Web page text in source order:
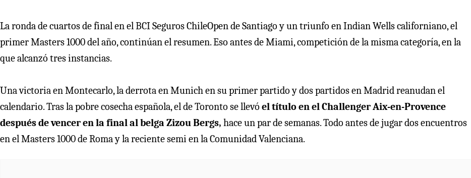
La ronda de cuartos de final en el BCI Seguros ChileOpen de Santiago y un triunfo en Indian Wells californiano, el
primer Masters 1000 del año, continúan el resumen. Eso antes de Miami, competición de la misma categoría, en la
que alcanzó tres instancias.
Una victoria en Montecarlo, la derrota en Munich en su primer partido y dos partidos en Madrid reanudan el
calendario. Tras la pobre cosecha española, el de Toronto se llevó el título en el Challenger Aix-en-Provence
después de vencer en la final al belga Zizou Bergs, hace un par de semanas. Todo antes de jugar dos encuentros
en el Masters 1000 de Roma y la reciente semi en la Comunidad Valenciana.